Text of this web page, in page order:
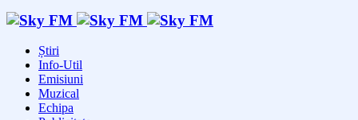
Știri
Info-Util
Emisiuni
Muzical
Echipa